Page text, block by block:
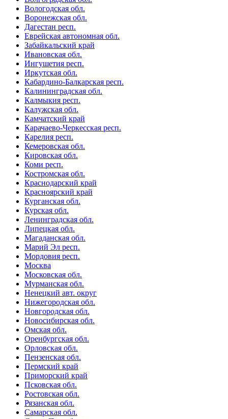
Вологодская обл.
Воронежская обл.
Дагестан респ.
Еврейская автономная обл.
Забайкальский край
Ивановская обл.
Ингушетия респ.
Иркутская обл.
Кабардино-Балкарская респ.
Калининградская обл.
Калмыкия респ.
Калужская обл.
Камчатский край
Карачаево-Черкесская респ.
Карелия респ.
Кемеровская обл.
Кировская обл.
Коми респ.
Костромская обл.
Краснодарский край
Красноярский край
Курганская обл.
Курская обл.
Ленинградская обл.
Липецкая обл.
Магаданская обл.
Марий Эл респ.
Мордовия респ.
Москва
Московская обл.
Мурманская обл.
Ненецкий авт. округ
Нижегородская обл.
Новгородская обл.
Новосибирская обл.
Омская обл.
Оренбургская обл.
Орловская обл.
Пензенская обл.
Пермский край
Приморский край
Псковская обл.
Ростовская обл.
Рязанская обл.
Самарская обл.